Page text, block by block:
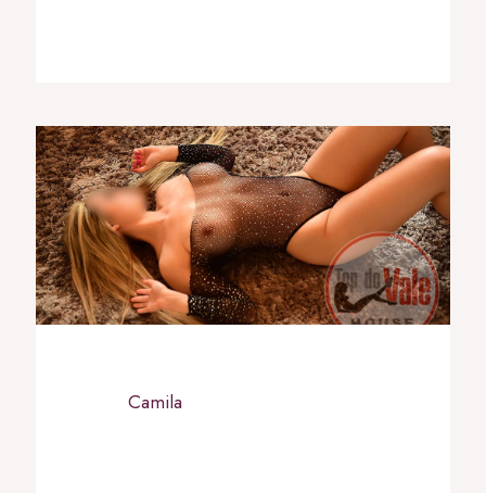
Camila